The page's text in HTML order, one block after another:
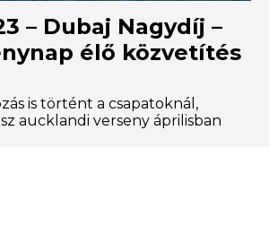
– Dubaj Nagydíj –
élő közvetítés
is történt a csapatoknál,
aucklandi verseny áprilisban